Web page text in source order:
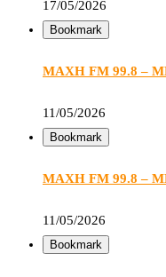
17/05/2026
Bookmark
ΜΑΧΗ FM 99.8 –
11/05/2026
Bookmark
ΜΑΧΗ FM 99.8 –
11/05/2026
Bookmark